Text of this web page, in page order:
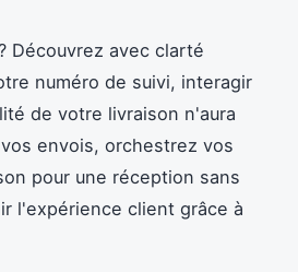
Découvrez avec clarté
numéro de suivi, interagir
de votre livraison n'aura
envois, orchestrez vos
pour une réception sans
l'expérience client grâce à